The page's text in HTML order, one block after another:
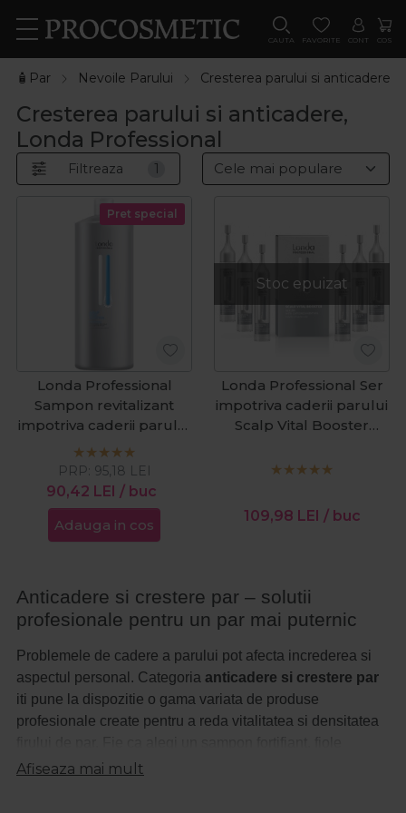
CAUTA FAVORITE CONT COS
🧴Par Nevoile Parului Cresterea parului si anticadere
Cresterea parului si anticadere,
Londa Professional
Filtreaza 1
Pret special
Londa Professional
Sampon revitalizant
impotriva caderii parului
Scalp Vital Booster
1000ml
90,42 LEI / buc
PRP: 95,18 LEI
Adauga in cos
Stoc epuizat
Londa Professional Ser
impotriva caderii parului
Scalp Vital Booster
109,98 LEI / buc
Anticadere si crestere par – solutii
profesionale pentru un par mai puternic
Problemele de cadere a parului pot afecta increderea si
aspectul personal. Categoria anticadere si crestere par
iti pune la dispozitie o gama variata de produse
profesionale create pentru a reda vitalitatea si densitatea
tratament sau un ser revitalizant, solutiile disponibile sunt
Afiseaza mai mult